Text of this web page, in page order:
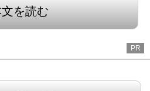
を読む
PR